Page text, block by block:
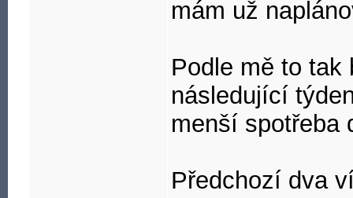
mám už
Podle mě to
následující
menší spotřeba
Předchozí dva